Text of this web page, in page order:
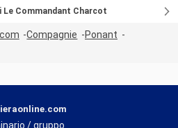
Le Commandant Charcot
Compagnie
Ponant
/ gruppo